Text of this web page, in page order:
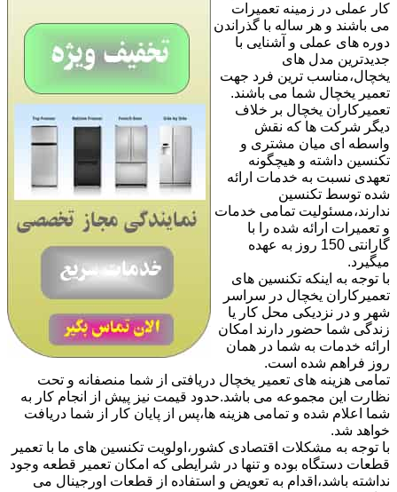
کار عملی در زمینه تعمیرات
می باشند و هر ساله با گذراندن
دوره های عملی و آشنایی با
جدیدترین مدل های
یخچال،مناسب ترین فرد جهت
تعمیر یخچال شما می باشند.
تعمیرکاران یخچال بر خلاف
دیگر شرکت ها که نقش
واسطه ای میان مشتری و
تکنسین داشته و هیچگونه
تعهدی نسبت به خدمات ارائه
شده توسط تکنسین
ندارند،مسئولیت تمامی خدمات
و تعمیرات ارائه شده را با
گارانتی 150 روز به عهده
میگیرد.
با توجه به اینکه تکنسین های
تعمیرکاران یخچال در سراسر
شهر و در نزدیکی محل کار یا
زندگی شما حضور دارند امکان
ارائه خدمات به شما در همان
روز فراهم شده است.
تمامی هزینه های تعمیر یخچال دریافتی از شما منصفانه و تحت
نظارت این مجموعه می باشد.حدود قیمت نیز پیش از انجام کار به
شما اعلام شده و تمامی هزینه ها،پس از پایان کار از شما دریافت
خواهد شد.
با توجه به مشکلات اقتصادی کشور،اولویت تکنسین های ما با تعمیر
قطعات دستگاه بوده و تنها در شرایطی که امکان تعمیر قطعه وجود
نداشته باشد،اقدام به تعویض و استفاده از قطعات اورجینال می